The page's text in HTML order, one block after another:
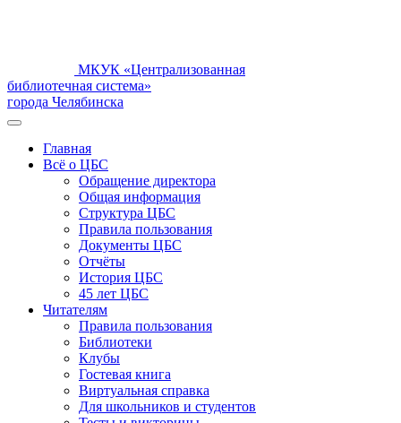
МКУК «Централизованная
библиотечная система»
города Челябинска
Главная
Всё о ЦБС
Обращение директора
Общая информация
Структура ЦБС
Правила пользования
Документы ЦБС
Отчёты
История ЦБС
45 лет ЦБС
Читателям
Правила пользования
Библиотеки
Клубы
Гостевая книга
Виртуальная справка
Для школьников и студентов